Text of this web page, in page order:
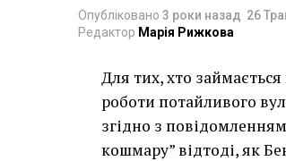
Опубліковано 3 роки назад 26
Редактор Марія Рижкова
Для тих, хто
роботи потайливого
згідно з
кошмару” відтоді, як